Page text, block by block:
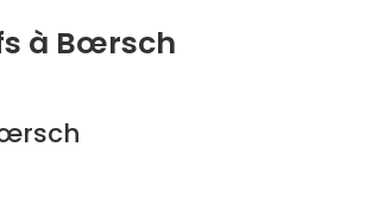
thermique et phonique, en sécurité,
les finitions pour vraiment te sentir chez
aussi d’un environnement privilégié
à Bœrsch